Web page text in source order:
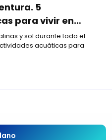
5
para vivir en
y sol durante todo el
acuáticas para